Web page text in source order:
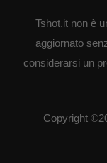
Tshot.it non è
aggiornato
considerarsi un
Copyright